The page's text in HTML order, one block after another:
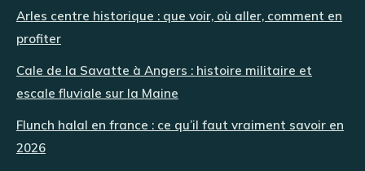
Arles centre historique : que voir, où aller, comment en
profiter
Cale de la Savatte à Angers : histoire militaire et
escale fluviale sur la Maine
Flunch halal en france : ce qu’il faut vraiment savoir en
2026